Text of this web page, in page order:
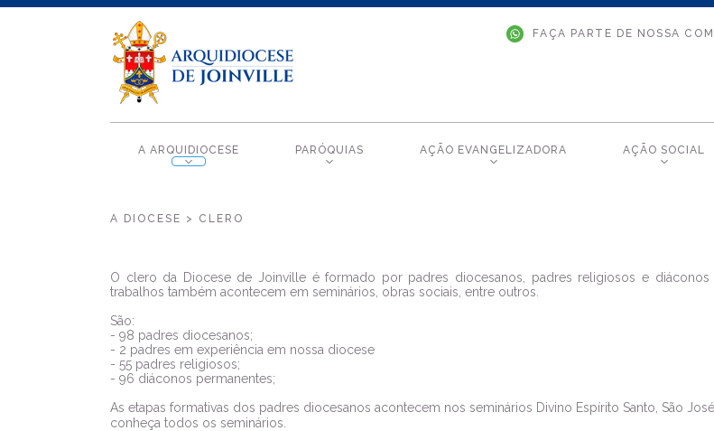
FAÇA PARTE DE NOSSA
A ARQUIDIOCESE PARÓQUIAS AÇÃO EVANGELIZADORA AÇÃO SOCIAL
A DIOCESE > CLERO
O clero da Diocese de Joinville é formado por padres diocesanos, padres religiosos e
trabalhos também acontecem em seminários, obras sociais, entre outros.
São:
- 98 padres diocesanos;
- 2 padres em experiência em nossa diocese
- 55 padres religiosos;
- 96 diáconos permanentes;
As etapas formativas dos padres diocesanos acontecem nos seminários Divino Espírito Santo, São
conheça todos os seminários.